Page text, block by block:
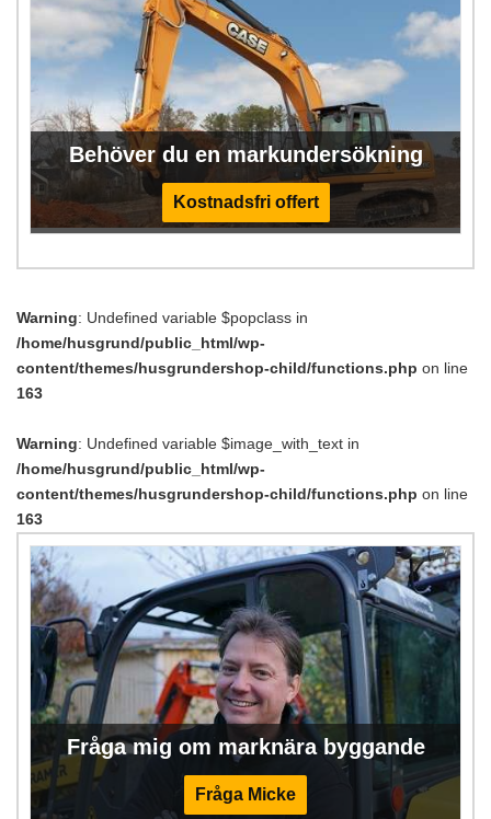
Behöver du en markundersökning
Kostnadsfri offert
Warning: Undefined variable $popclass in
/home/husgrund/public_html/wp-
content/themes/husgrundershop-child/functions.php on line
163
Warning: Undefined variable $image_with_text in
/home/husgrund/public_html/wp-
content/themes/husgrundershop-child/functions.php on line
163
Fråga mig om marknära byggande
Fråga Micke